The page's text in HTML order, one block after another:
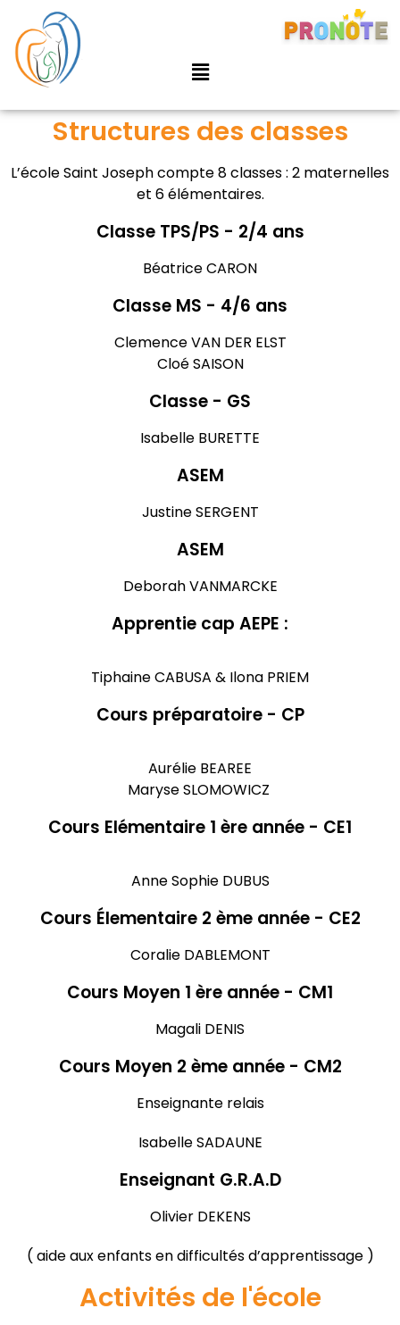
Structures des classes
L’école Saint Joseph compte 8 classes : 2 maternelles
et 6 élémentaires.
Classe TPS/PS - 2/4 ans
Béatrice CARON
Classe MS - 4/6 ans
Clemence VAN DER ELST
Cloé SAISON
Classe - GS
Isabelle BURETTE
ASEM
Justine SERGENT
ASEM
Deborah VANMARCKE
Apprentie cap AEPE :
Tiphaine CABUSA & Ilona PRIEM
Cours préparatoire - CP
Aurélie BEAREE
Maryse SLOMOWICZ
Cours Elémentaire 1 ère année - CE1
Anne Sophie DUBUS
Cours Élementaire 2 ème année - CE2
Coralie DABLEMONT
Cours Moyen 1 ère année - CM1
Magali DENIS
Cours Moyen 2 ème année - CM2
Enseignante relais
Isabelle SADAUNE
Enseignant G.R.A.D
Olivier DEKENS
( aide aux enfants en difficultés d’apprentissage )
Activités de l'école